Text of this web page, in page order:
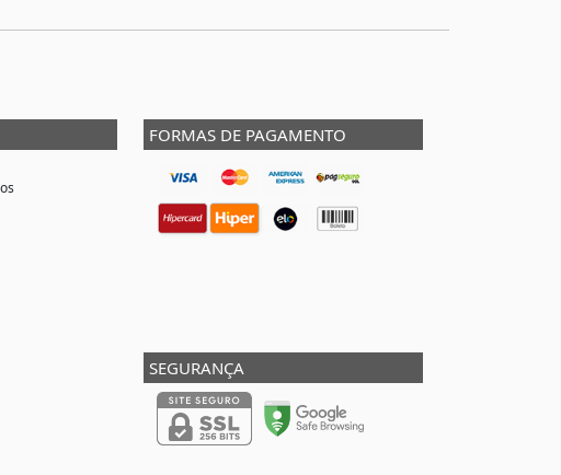
FORMAS DE PAGAMENTO
SEGURANÇA